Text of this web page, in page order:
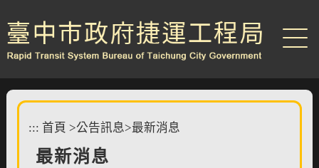
到
主
要
::: 首頁 >公告訊息>最新消息
最新消息